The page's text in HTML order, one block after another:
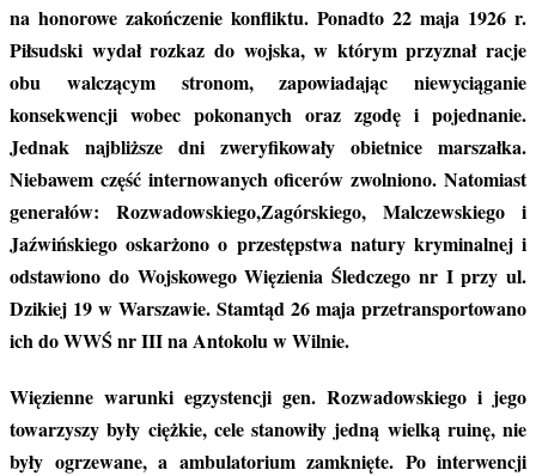
na honorowe zakończenie konfliktu. Ponadto 22 maja 1926 r.
Piłsudski wydał rozkaz do wojska, w którym przyznał racje
obu walczącym stronom, zapowiadając niewyciąganie
konsekwencji wobec pokonanych oraz zgodę i pojednanie.
Jednak najbliższe dni zweryfikowały obietnice marszałka.
Niebawem część internowanych oficerów zwolniono. Natomiast
generałów: Rozwadowskiego,Zagórskiego, Malczewskiego i
Jaźwińskiego oskarżono o przestępstwa natury kryminalnej i
odstawiono do Wojskowego Więzienia Śledczego nr I przy ul.
Dzikiej 19 w Warszawie. Stamtąd 26 maja przetransportowano
ich do WWŚ nr III na Antokolu w Wilnie.
Więzienne warunki egzystencji gen. Rozwadowskiego i jego
towarzyszy były ciężkie, cele stanowiły jedną wielką ruinę, nie
były ogrzewane, a ambulatorium zamknięte. Po interwencji